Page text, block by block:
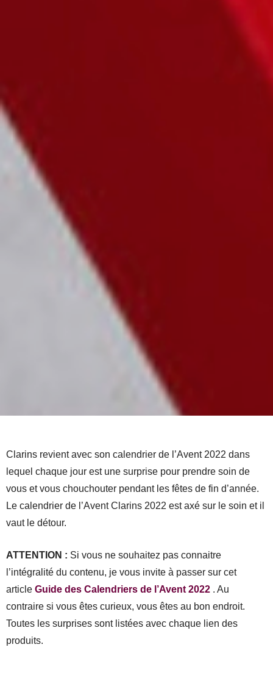
Clarins revient avec son calendrier de l’Avent 2022 dans
lequel chaque jour est une surprise pour prendre soin de
vous et vous chouchouter pendant les fêtes de fin d’année.
Le calendrier de l’Avent Clarins 2022 est axé sur le soin et il
vaut le détour.
ATTENTION : Si vous ne souhaitez pas connaitre
l’intégralité du contenu, je vous invite à passer sur cet
article Guide des Calendriers de l’Avent 2022 . Au
contraire si vous êtes curieux, vous êtes au bon endroit.
Toutes les surprises sont listées avec chaque lien des
produits.